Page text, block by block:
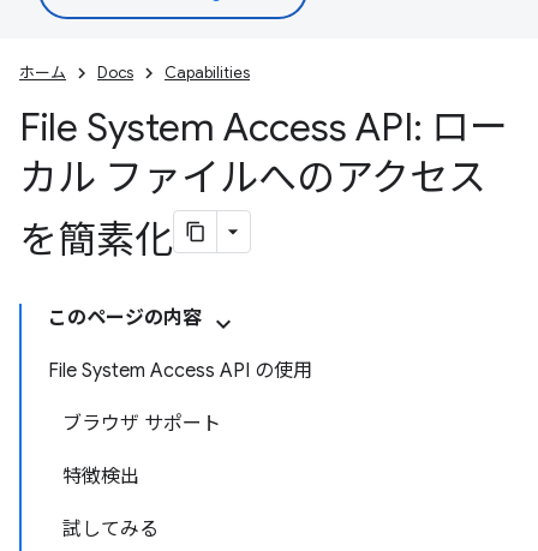
ホーム Docs Capabilities
File System Access API: ロー
カル ファイルへのアクセス
を簡素化
このページの内容
File System Access API の使用
ブラウザ サポート
特徴検出
試してみる